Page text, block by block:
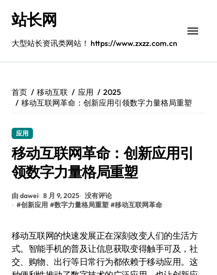
站长网
大型站长资讯类网站！ https://www.zxzz.com.cn
首页 移动互联 应用
2025
移动互联网革命：创新应用引领数字力量格局重塑
应用
移动互联网革命：创新应用引
领数字力量格局重塑
由 dawei 8 月 9, 2025 没有评论
#创新应用 #数字力量格局重塑 #移动互联网革命
移动互联网的快速发展正在深刻改变人们的生活方
式。智能手机的普及让信息获取变得触手可及，社
交、购物、出行等日常行为都依赖于移动应用。这